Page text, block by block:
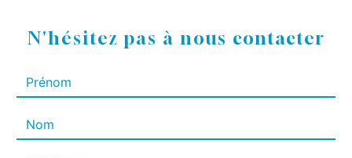
N'hésitez pas à nous contacter